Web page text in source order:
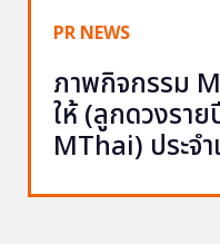
PR NEWS
ภาพกิจกรรม
ให้ (ลูกดวงรา
MThai) ประจ